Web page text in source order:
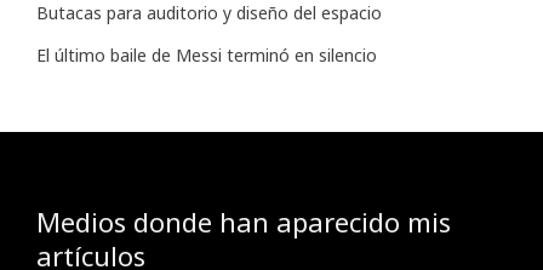
Butacas para auditorio y diseño del espacio
El último baile de Messi terminó en silencio
Medios donde han aparecido mis
artículos